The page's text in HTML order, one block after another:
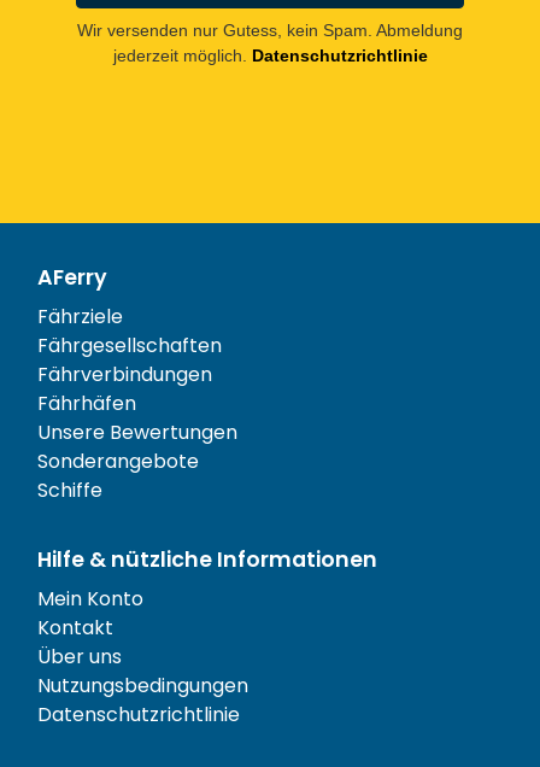
Wir versenden nur Gutess, kein Spam. Abmeldung
jederzeit möglich. Datenschutzrichtlinie
AFerry
Fährziele
Fährgesellschaften
Fährverbindungen
Fährhäfen
Unsere Bewertungen
Sonderangebote
Schiffe
Hilfe & nützliche Informationen
Mein Konto
Kontakt
Über uns
Nutzungsbedingungen
Datenschutzrichtlinie